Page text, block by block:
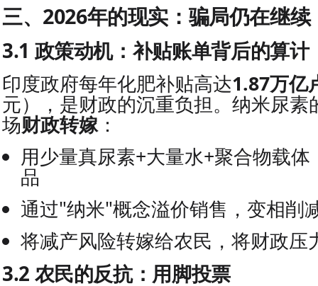
三、2026年的现实：骗局仍在继
3.1 政策动机：补贴账单背后的算计
印度政府每年化肥补贴高达1.87万亿
元），是财政的沉重负担。纳米尿素
场财政转嫁：
用少量真尿素+大量水+聚合物载
品
通过"纳米"概念溢价销售，变相削
将减产风险转嫁给农民，将财政压
3.2 农民的反抗：用脚投票